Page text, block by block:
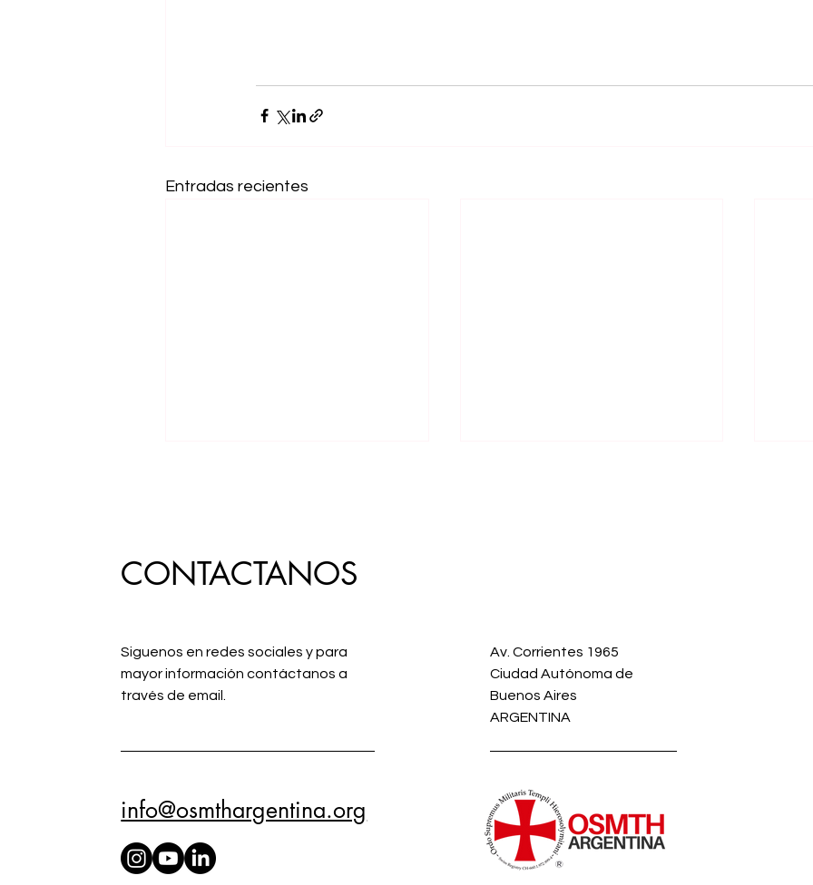
Entradas recientes
acciones en el Hogar Nuestro
Cottolengo Don Orione
CONTACTANOS
Siguenos en redes sociales y para
mayor información contáctanos a
través de email.
info@osmthargentina.org
Av. Corrientes 1965
Ciudad Autónoma de
Buenos Aires
ARGENTINA